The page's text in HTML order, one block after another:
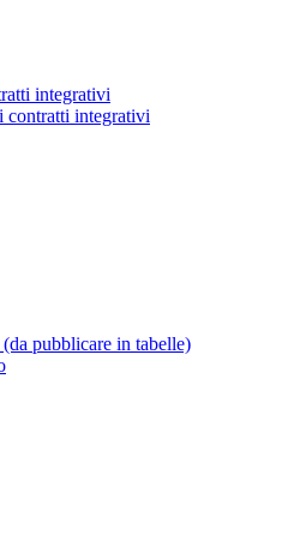
integrativi
contratti integrativi
pubblicare in tabelle)